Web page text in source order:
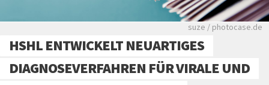
Viele Zeitungen.
suze / photocase.de
HSHL ENTWICKELT NEUARTIGES
DIAGNOSEVERFAHREN FÜR VIRALE UND